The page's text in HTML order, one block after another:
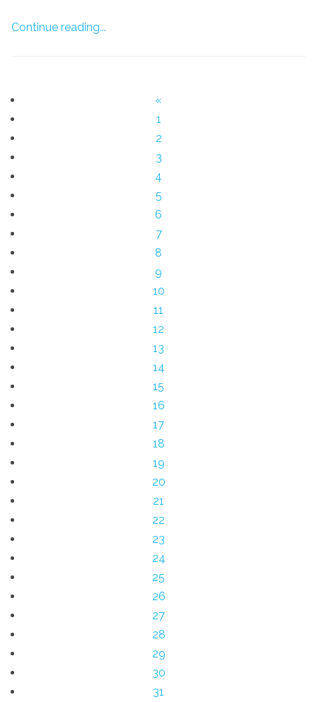
Continue reading...
«
1
2
3
4
5
6
7
8
9
10
11
12
13
14
15
16
17
18
19
20
21
22
23
24
25
26
27
28
29
30
31